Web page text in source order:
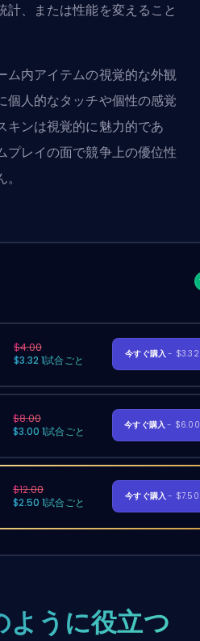
、または性能を変えること
ム内アイテムの視覚的な外観
個人的なタッチや個性の感覚
キンは視覚的に魅力的であ
プレイの面で競争上の優位性
$4.00
$3.32 1試合ごと
今すぐ購入- $3.32
$8.00
$3.00 1試合ごと
今すぐ購入- $6.00
$12.00
$2.50 1試合ごと
今すぐ購入- $7.50
うに役立つ